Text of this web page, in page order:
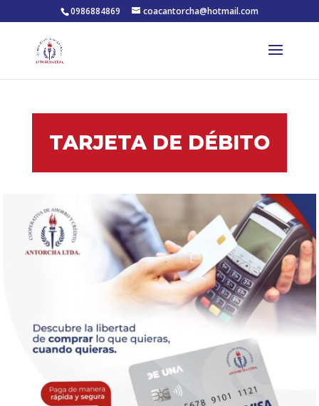
0986884869 coacantorcha@hotmail.com
TARJETA DE DÉBITO